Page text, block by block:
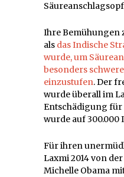
Ihre Bemühungen
als das Indische
wurde, um
besonders
einzustufen. Der
wurde überall im
Entschädigung für
wurde auf 300.000
Für ihren
Laxmi 2014 von
Michelle Obama